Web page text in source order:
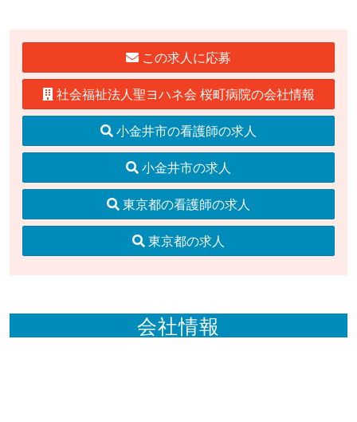
この求人に応募
社会福祉法人聖ヨハネ会 桜町病院の会社情報
小金井市の看護師の求人
小金井市の求人
東京都の看護師の求人
東京都の求人
会社情報